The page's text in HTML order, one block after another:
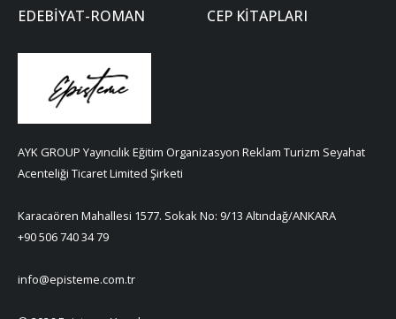
EDEBIYAT-ROMAN
CEP KITAPLARI
AYK GROUP Yayıncılık Eğitim Organizasyon Reklam Turizm Seyahat
Acenteliği Ticaret Limited Şirketi
Karacaören Mahallesi 1577. Sokak No: 9/13 Altındağ/ANKARA
+90 506 740 34 79
info@episteme.com.tr